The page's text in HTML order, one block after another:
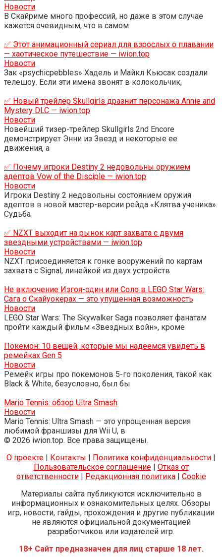
Новости
В Скайриме много профессий, но даже в этом случае
кажется очевидным, что в самом
✅ Этот анимационный сериал для взрослых о плавании
— хаотическое путешествие — iwion.top
Новости
Зак «psychicpebbles» Хадель и Майкл Кьюсак создали
телешоу. Если эти имена звонят в колокольчик,
✅ Новый трейлер Skullgirls дразнит персонажа Annie and
Mystery DLC — iwion.top
Новости
Новейший тизер-трейлер Skullgirls 2nd Encore
демонстрирует Энни из Звезд и некоторые ее
движения, а
✅ Почему игроки Destiny 2 недовольны оружием
адептов Vow of the Disciple — iwion.top
Новости
Игроки Destiny 2 недовольны состоянием оружия
адептов в новой мастер-версии рейда «Клятва ученика».
Судьба
✅ NZXT выходит на рынок карт захвата с двумя
звездными устройствами — iwion.top
Новости
NZXT присоединяется к гонке вооружений по картам
захвата с Signal, линейкой из двух устройств
Не включение Изгоя-один или Соло в LEGO Star Wars:
Сага о Скайуокерах — это упущенная возможность
Новости
LEGO Star Wars: The Skywalker Saga позволяет фанатам
пройти каждый фильм «Звездных войн», кроме
Покемон: 10 вещей, которые мы надеемся увидеть в
ремейках Gen 5
Новости
Ремейк игры про покемонов 5-го поколения, такой как
Black & White, безусловно, был бы
Mario Tennis: обзор Ultra Smash
Новости
Mario Tennis: Ultra Smash — это упрощенная версия
любимой франшизы для Wii U, в
© 2026 iwion.top. Все права защищены.
О проекте | Контакты | Политика конфиденциальности |
Пользовательское соглашение| Отказ от
ответственности| Редакционная политика| Cookie
Материалы сайта публикуются исключительно в
информационных и ознакомительных целях. Обзоры
игр, новости, гайды, прохождения и другие публикации
не являются официальной документацией
разработчиков или издателей игр.
18+ Сайт предназначен для лиц старше 18 лет.